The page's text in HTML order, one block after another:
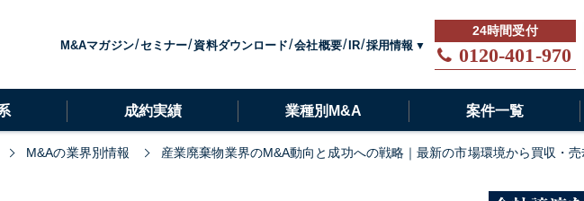
M&Aマガジン セミナー 資料ダウンロード 会社概要 IR 採用情報 0120-401-970
成約実績 業種別M&A 案件一覧
M&Aの業界別情報 産業廃棄物業界のM&A動向と成功への戦略｜最新の市場環境から買収・